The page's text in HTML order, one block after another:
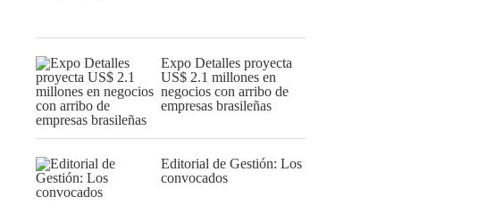
Expo Detalles proyecta
US$ 2.1 millones en
negocios con arribo de
empresas brasileñas
Editorial de Gestión: Los
convocados